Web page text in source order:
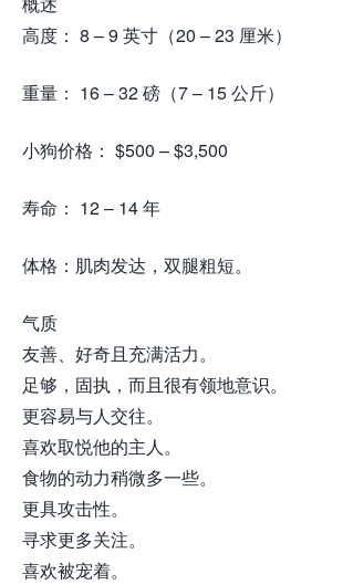
高度： 8 – 9 英寸（20 – 23 厘米）
重量： 16 – 32 磅（7 – 15 公斤）
小狗价格： $500 – $3,500
寿命： 12 – 14 年
体格：肌肉发达，双腿粗短。
气质
友善、好奇且充满活力。
足够，固执，而且很有领地意识。
更容易与人交往。
喜欢取悦他的主人。
食物的动力稍微多一些。
更具攻击性。
寻求更多关注。
喜欢被宠着。